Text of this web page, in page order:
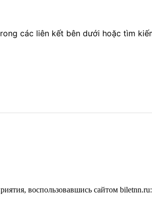
воспользовавшись сайтом biletnn.ru: